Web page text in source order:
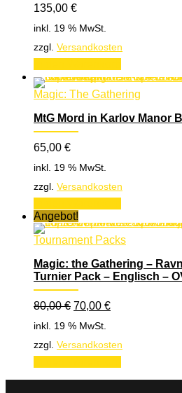
135,00 €
inkl. 19 % MwSt.
zzgl. Versandkosten
Magic: The Gathering
MtG Mord in Karlov Manor
65,00 €
inkl. 19 % MwSt.
zzgl. Versandkosten
Angebot!
Tournament Packs
Magic: the Gathering –
Turnier Pack – Englisch –
80,00€ Ursprünglicher
war:
80,00 €
70,00 €Aktueller
70,00 €.
inkl. 19 % MwSt.
zzgl. Versandkosten